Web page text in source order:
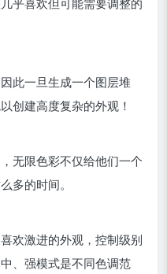
乎喜欢但可能需要调整的
此一旦生成一个图层堆
创建高度复杂的外观！
无限色彩不仅给他们一个
多的时间。
欢激进的外观，控制级别
、强模式是不同色调范